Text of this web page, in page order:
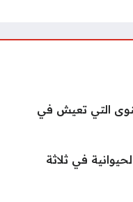
التي تعيش في
في ثلاثة